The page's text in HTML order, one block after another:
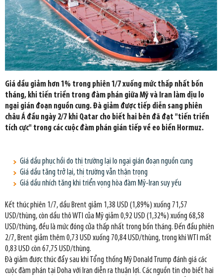
Giá dầu giảm hơn 1% trong phiên 1/7 xuống mức thấp nhất bốn
tháng, khi tiến triển trong đàm phán giữa Mỹ và Iran làm dịu lo
ngại gián đoạn nguồn cung. Đà giảm được tiếp diễn sang phiên
châu Á đầu ngày 2/7 khi Qatar cho biết hai bên đã đạt "tiến triển
tích cực" trong các cuộc đàm phán gián tiếp về eo biển Hormuz.
Giá dầu phục hồi do thị trường lại lo ngại gián đoạn nguồn cung
Giá dầu tăng trở lại, thị trường vẫn thận trọng
Giá dầu nhích tăng khi triển vọng hòa đàm Mỹ-Iran suy yếu
Kết thúc phiên 1/7, dầu Brent giảm 1,38 USD (1,89%) xuống 71,57
USD/thùng, còn dầu thô WTI của Mỹ giảm 0,92 USD (1,32%) xuống 68,58
USD/thùng, đều là mức đóng cửa thấp nhất trong bốn tháng. Đến đầu phiên
2/7, Brent giảm thêm 0,73 USD xuống 70,84 USD/thùng, trong khi WTI mất
0,83 USD còn 67,75 USD/thùng.
Đà giảm được thúc đẩy sau khi Tổng thống Mỹ Donald Trump đánh giá các
cuộc đàm phán tại Doha với Iran diễn ra thuận lợi. Các nguồn tin cho biết hai